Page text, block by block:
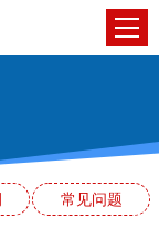
常见问题